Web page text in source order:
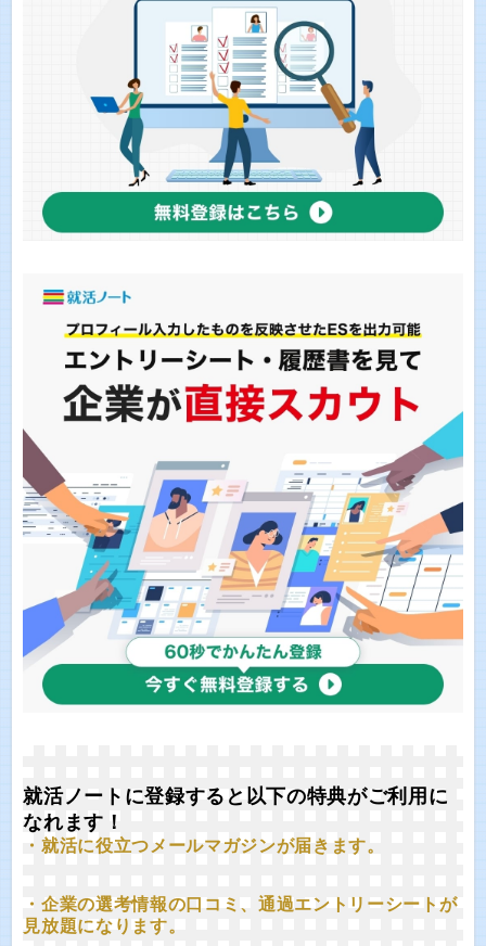
就活ノートに登録すると以下の特典がご利用に
なれます！
・就活に役立つメールマガジンが届きます。
・企業の選考情報の口コミ、通過エントリーシートが
見放題になります。